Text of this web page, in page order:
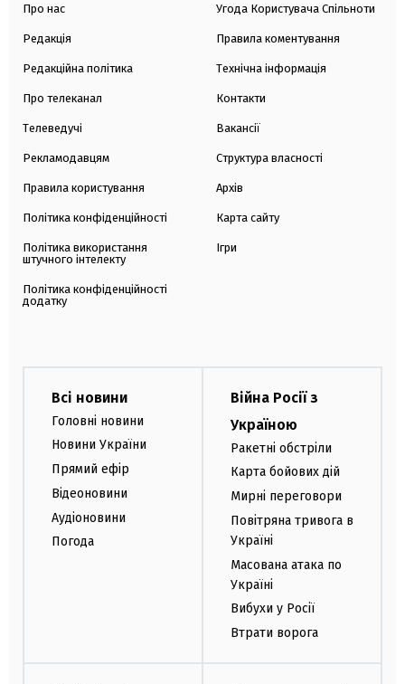
Про нас
Редакція
Редакційна політика
Про телеканал
Телеведучі
Рекламодавцям
Правила користування
Політика конфіденційності
Політика використання
штучного інтелекту
Політика конфіденційності
додатку
Угода Користувача Спільноти
Правила коментування
Технічна інформація
Контакти
Вакансії
Структура власності
Архів
Карта сайту
Ігри
Всі новини
Головні новини
Новини України
Прямий ефір
Відеоновини
Аудіоновини
Погода
Війна Росії з
Україною
Ракетні обстріли
Карта бойових дій
Мирні переговори
Повітряна тривога в
Україні
Масована атака по
Україні
Вибухи у Росії
Втрати ворога